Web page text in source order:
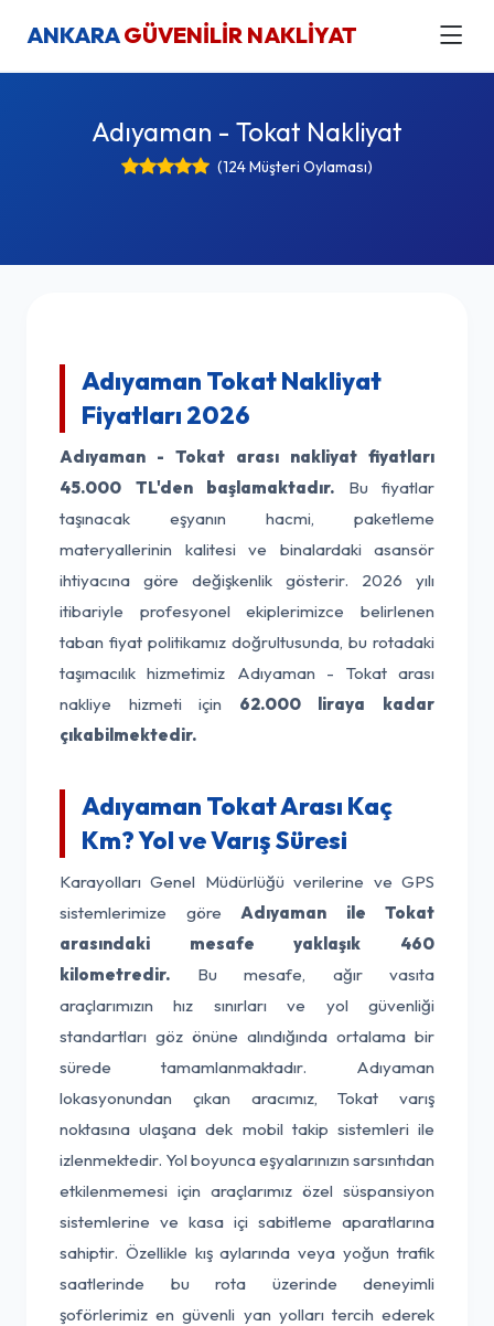
ANKARAGÜVENİLİR NAKLİYAT
Adıyaman - Tokat Nakliyat
(124 Müşteri Oylaması)
Adıyaman Tokat Nakliyat
Fiyatları 2026
Adıyaman - Tokat arası nakliyat fiyatları
45.000 TL'den başlamaktadır. Bu fiyatlar
taşınacak eşyanın hacmi, paketleme
materyallerinin kalitesi ve binalardaki asansör
ihtiyacına göre değişkenlik gösterir. 2026 yılı
itibariyle profesyonel ekiplerimizce belirlenen
taban fiyat politikamız doğrultusunda, bu rotadaki
taşımacılık hizmetimiz Adıyaman - Tokat arası
nakliye hizmeti için 62.000 liraya kadar
çıkabilmektedir.
Adıyaman Tokat Arası Kaç
Km? Yol ve Varış Süresi
Karayolları Genel Müdürlüğü verilerine ve GPS
sistemlerimize göre Adıyaman ile Tokat
arasındaki mesafe yaklaşık 460
kilometredir. Bu mesafe, ağır vasıta
araçlarımızın hız sınırları ve yol güvenliği
standartları göz önüne alındığında ortalama bir
sürede tamamlanmaktadır. Adıyaman
lokasyonundan çıkan aracımız, Tokat varış
noktasına ulaşana dek mobil takip sistemleri ile
izlenmektedir. Yol boyunca eşyalarınızın sarsıntıdan
etkilenmemesi için araçlarımız özel süspansiyon
sistemlerine ve kasa içi sabitleme aparatlarına
sahiptir. Özellikle kış aylarında veya yoğun trafik
saatlerinde bu rota üzerinde deneyimli
şoförlerimiz en güvenli yan yolları tercih ederek